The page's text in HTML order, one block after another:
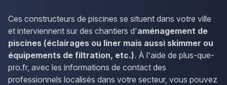
Ces constructeurs de piscines se situent dans votre ville
et interviennent sur des chantiers d'aménagement de
piscines (éclairages ou liner mais aussi skimmer ou
équipements de filtration, etc.). À l'aide de plus-que-
pro.fr, avec les informations de contact des
professionnels localisés dans votre secteur, vous pouvez